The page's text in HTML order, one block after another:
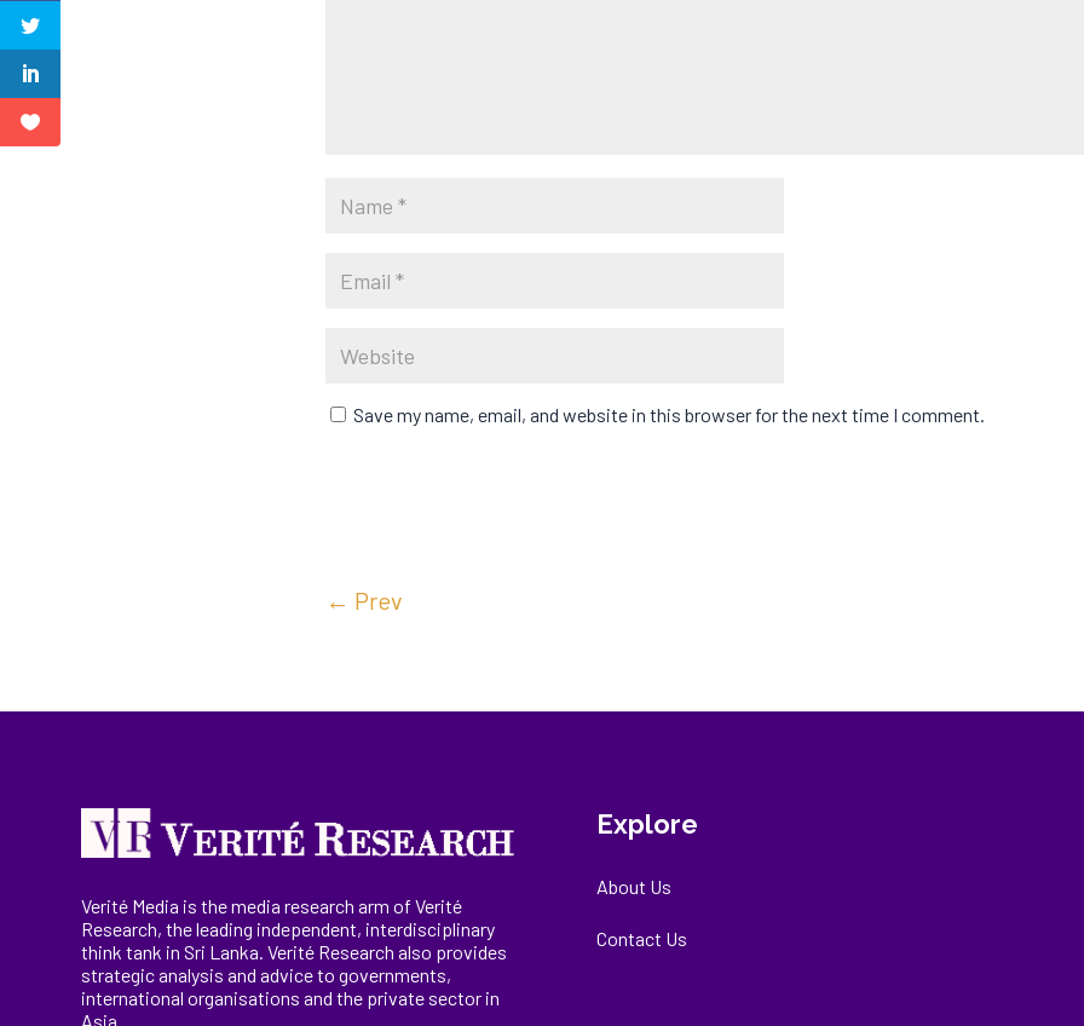
Save my name, email, and website in this browser for the next time I comment.
← Prev
Verité Media is the media research arm of Verité
Research, theleading independent, interdisciplinary
think tank in Sri Lanka . Verité Research also provides
strategic analysis and advice to governments,
internationalorganisations and the private sector in
Asia.
Explore
About Us
Contact Us